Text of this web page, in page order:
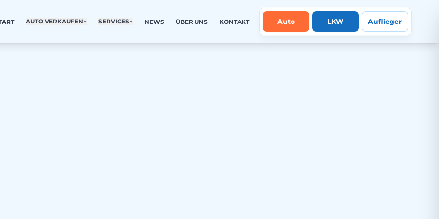
AUTO VERKAUFEN▼ SERVICES▼ NEWS ÜBER UNS KONTAKT Auto LKW Auflieger